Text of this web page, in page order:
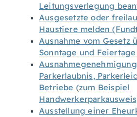
Leitungsverlegung
Ausgesetzte oder
Haustiere melden
Ausnahme vom Gesetz
Sonntage und
Ausnahmegenehmigung
Parkerlaubnis,
Betriebe (zum Beispiel
Ausstellung einer